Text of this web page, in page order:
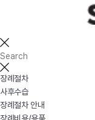
장례절차
사후수습
장례절차 안내